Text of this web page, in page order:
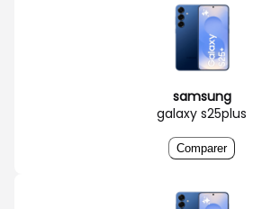
samsung
galaxy s25plus
Comparer